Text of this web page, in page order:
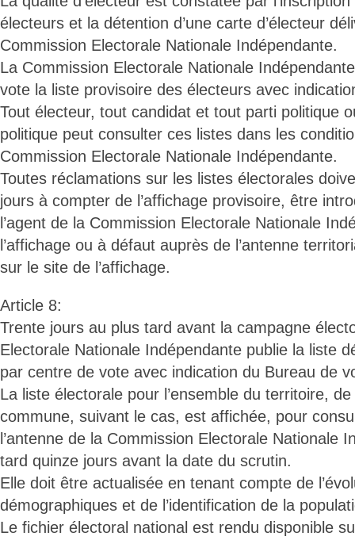
électeurs et la détention d’une carte d’électeur
Commission Electorale Nationale Indépendante.
La Commission Electorale Nationale
vote la liste provisoire des électeurs avec
Tout électeur, tout candidat et tout parti politique
politique peut consulter ces listes dans les
Commission Electorale Nationale Indépendante.
Toutes réclamations sur les listes électorales
jours à compter de l’affichage provisoire, être
l’agent de la Commission Electorale Nationale
l’affichage ou à défaut auprès de l’antenne
sur le site de l’affichage.
Article 8:
Trente jours au plus tard avant la campagne
Electorale Nationale Indépendante publie la liste
par centre de vote avec indication du Bureau de
La liste électorale pour l’ensemble du territoire,
commune, suivant le cas, est affichée, pour
l’antenne de la Commission Electorale Nationale
tard quinze jours avant la date du scrutin.
Elle doit être actualisée en tenant compte de
démographiques et de l’identification de la
Le fichier électoral national est rendu disponible